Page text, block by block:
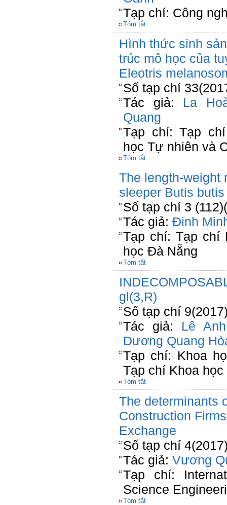
Tạp chí: Công
Tóm tắt
Hình thức sinh
trúc mô học của
Eleotris
Số tạp chí
Tác giả: La
Quang
Tạp chí: Tạp
học Tự nhiên và
Tóm tắt
The length-weight
sleeper Butis butis
Số tạp chí 3
Tác giả: Đinh
Tạp chí: Tạp chí
học Đà Nẵng
Tóm tắt
gl(3,R)
Số tạp chí
Tác giả: Lê
Dương Quang
Tạp chí: Khoa
Tạp chí Khoa
Tóm tắt
The determinants
Construction
Exchange
Số tạp chí
Tác giả: Vương
Tạp chí:
Science
Tóm tắt